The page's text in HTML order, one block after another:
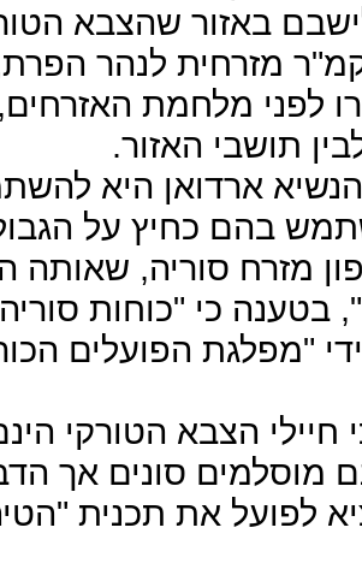
באזור שהצבא
כ-1500 קמ"ר מזרחית לנהר
לפני מלחמת האזרחים,
תושבי האזור.
ארדואן היא
בהם כחיץ על
מזרח סוריה, שאותה
בטענה כי "כוחות
"מפלגת הפועלים
חיילי הצבא הטורקי
מוסלמים סונים אך
לפועל את תכנית